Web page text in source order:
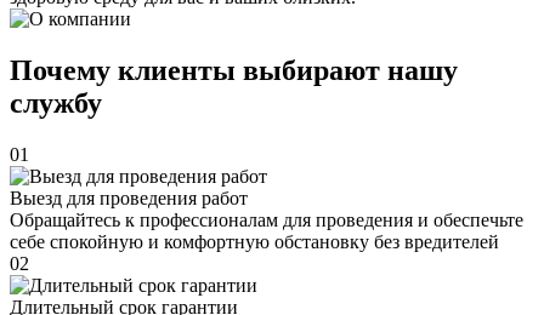
Почему клиенты выбирают нашу
службу
01
Выезд для проведения работ
Обращайтесь к профессионалам для проведения и обеспечьте
себе спокойную и комфортную обстановку без вредителей
02
Длительный срок гарантии